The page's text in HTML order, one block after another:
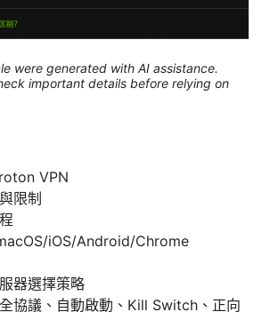
were generated with AI assistance.
important details before relying on
VPN
限制
iOS/Android/Chrome
器選擇策略
協議、自動啟動、Kill Switch、正向